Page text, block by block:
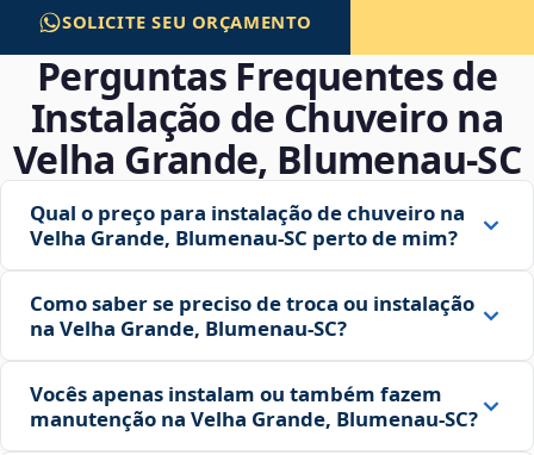
SOLICITE SEU ORÇAMENTO
Perguntas Frequentes de
Instalação de Chuveiro na
Velha Grande, Blumenau‑SC
Qual o preço para instalação de chuveiro na
Velha Grande, Blumenau‑SC perto de mim?
Como saber se preciso de troca ou instalação
na Velha Grande, Blumenau‑SC?
Vocês apenas instalam ou também fazem
manutenção na Velha Grande, Blumenau‑SC?